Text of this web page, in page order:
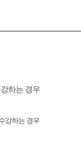
하는 경우
강하는 경우